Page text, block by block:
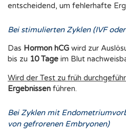
entscheidend, um fehlerhafte
Bei stimulierten Zyklen (IVF
Das Hormon hCG wird zur
bis zu 10 Tage im Blut
Wird der Test zu früh
Ergebnissen führen.
Bei Zyklen mit
von gefrorenen Embryonen)